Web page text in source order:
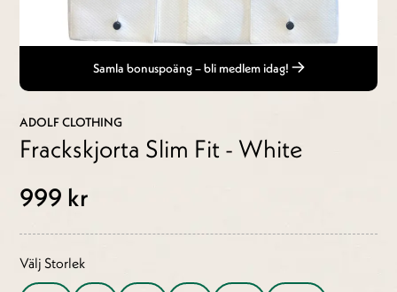
Samla bonuspoäng – bli medlem idag!
ADOLF CLOTHING
Frackskjorta Slim Fit - White
999 kr
Välj Storlek